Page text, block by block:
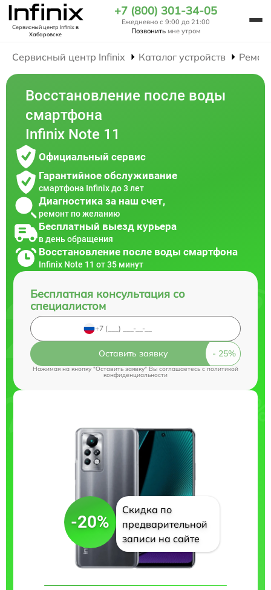
Сервисный центр Infinixв
Хабаровске
+7 (800) 301-34-05
Ежедневно с 9:00 до 21:00
Позвонить мне утром
Сервисный центр Infinix Каталог устройств
Восстановление после воды
смартфона
Infinix Note 11
Официальный сервис
Гарантийное обслуживание
смартфона Infinix до 3 лет
Диагностика за наш счет,
ремонт по желанию
Бесплатный выезд курьера
в день обращения
Восстановление после воды смартфона
Infinix Note 11 от 35 минут
Бесплатная консультация со
специалистом
Оставить заявку
Нажимая на кнопку "Оставить заявку" Вы соглашаетесь cполитикой
конфиденциальности
-20%
Скидка по
предварительной
записи на сайте